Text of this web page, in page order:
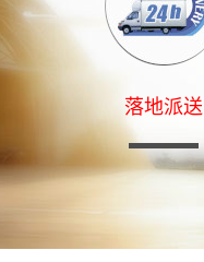
落地派送